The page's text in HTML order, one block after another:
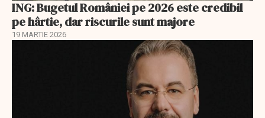
ING: Bugetul României pe 2026 este credibil
pe hârtie, dar riscurile sunt majore
19 MARTIE 2026